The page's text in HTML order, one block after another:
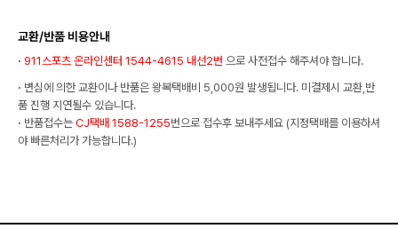
교환/반품 비용안내
· 911스포츠 온라인센터 1544-4615 내선2번 으로 사전접수 해주셔야 합니다.
· 변심에 의한 교환이나 반품은 왕복택배비 5,000원 발생됩니다. 미결제시 교환,반
품 진행 지연될수 있습니다.
· 반품접수는 CJ택배 1588-1255번으로 접수후 보내주세요 (지정택배를 이용하셔
야 빠른처리가 가능합니다.)